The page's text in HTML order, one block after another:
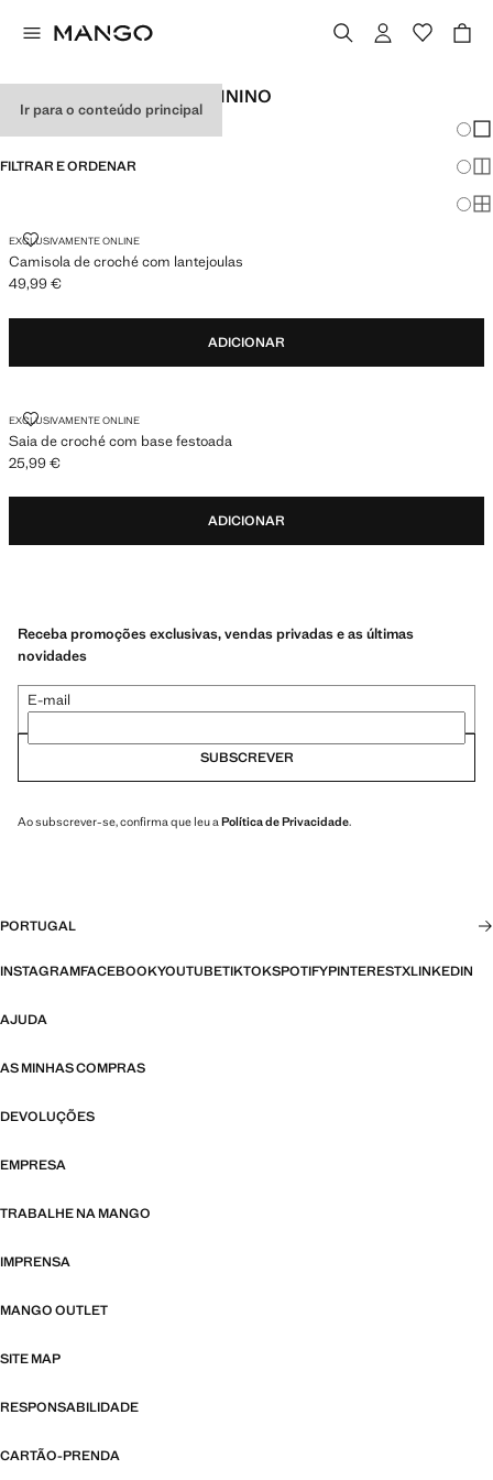
Ir para o conteúdo principal
LOOKS DE FESTIVAL FEMININO
FILTRAR E ORDENAR
EXCLUSIVAMENTE ONLINE
Camisola de croché com lantejoulas
CAMISOLA DE CROCHÉ COM LANTEJOULAS
Preço atual [49,99 € ]
49,99 €
ADICIONAR
EXCLUSIVAMENTE ONLINE
Saia de croché com base festoada
SAIA DE CROCHÉ COM BASE FESTOADA
Preço atual [25,99 € ]
25,99 €
ADICIONAR
Receba promoções exclusivas, vendas privadas e as últimas
novidades
E-mail
SUBSCREVER
Ao subscrever-se, confirma que leu a Política de Privacidade.
PORTUGAL
INSTAGRAMFACEBOOKYOUTUBETIKTOKSPOTIFYPINTERESTXLINKEDIN
AJUDA
AS MINHAS COMPRAS
DEVOLUÇÕES
EMPRESA
TRABALHE NA MANGO
IMPRENSA
MANGO OUTLET
SITE MAP
RESPONSABILIDADE
CARTÃO-PRENDA